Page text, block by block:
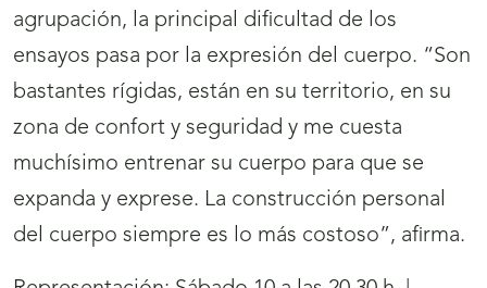
agrupación, la principal dificultad de los
ensayos pasa por la expresión del cuerpo. “Son
bastantes rígidas, están en su territorio, en su
zona de confort y seguridad y me cuesta
muchísimo entrenar su cuerpo para que se
expanda y exprese. La construcción personal
del cuerpo siempre es lo más costoso”, afirma.